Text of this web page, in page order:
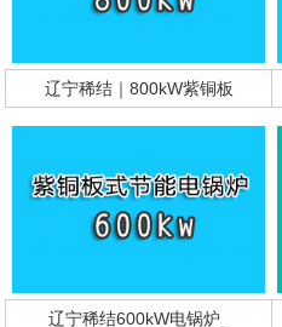
辽宁稀结｜800kW紫铜板
辽宁稀结600kW电锅炉_